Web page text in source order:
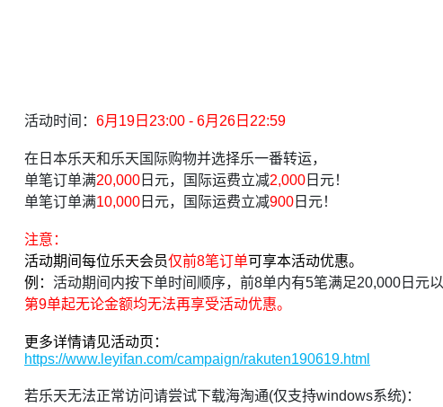
活动时间： 6月19日23:00 - 6月26日22:59
在日本乐天和乐天国际购物并选择乐一番转运，
单笔订单满20,000 日元，国际运费立减2,000 日元！
单笔订单满10,000 日元，国际运费立减900 日元！
注意：
活动期间每位乐天会员仅前8笔订单可享本活动优惠。
例： 活动期间内按下单时间顺序，前8单内有5笔满足20,000日元
第9单起无论金额均无法再享受活动优惠。
更多详情请见活动页：
https://www.leyifan.com/campaign/rakuten190619.html
若乐天无法正常访问请尝试下载海淘通(仅支持windows系统)：